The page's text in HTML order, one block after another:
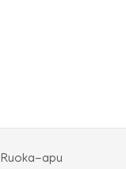
Ruoka-apu